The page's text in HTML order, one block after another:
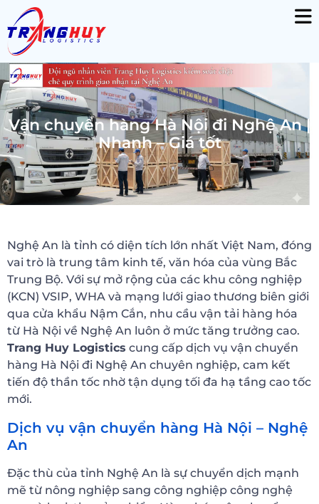
Vận chuyển hàng Hà Nội đi Nghệ An |
Nhanh – Giá tốt
Nghệ An là tỉnh có diện tích lớn nhất Việt Nam, đóng
vai trò là trung tâm kinh tế, văn hóa của vùng Bắc
Trung Bộ. Với sự mở rộng của các khu công nghiệp
(KCN) VSIP, WHA và mạng lưới giao thương biên giới
qua cửa khẩu Nậm Cắn, nhu cầu vận tải hàng hóa
từ Hà Nội về Nghệ An luôn ở mức tăng trưởng cao.
Trang Huy Logistics cung cấp dịch vụ vận chuyển
hàng Hà Nội đi Nghệ An chuyên nghiệp, cam kết
tiến độ thần tốc nhờ tận dụng tối đa hạ tầng cao tốc
mới.
Dịch vụ vận chuyển hàng Hà Nội – Nghệ
An
Đặc thù của tỉnh Nghệ An là sự chuyển dịch mạnh
mẽ từ nông nghiệp sang công nghiệp công nghệ